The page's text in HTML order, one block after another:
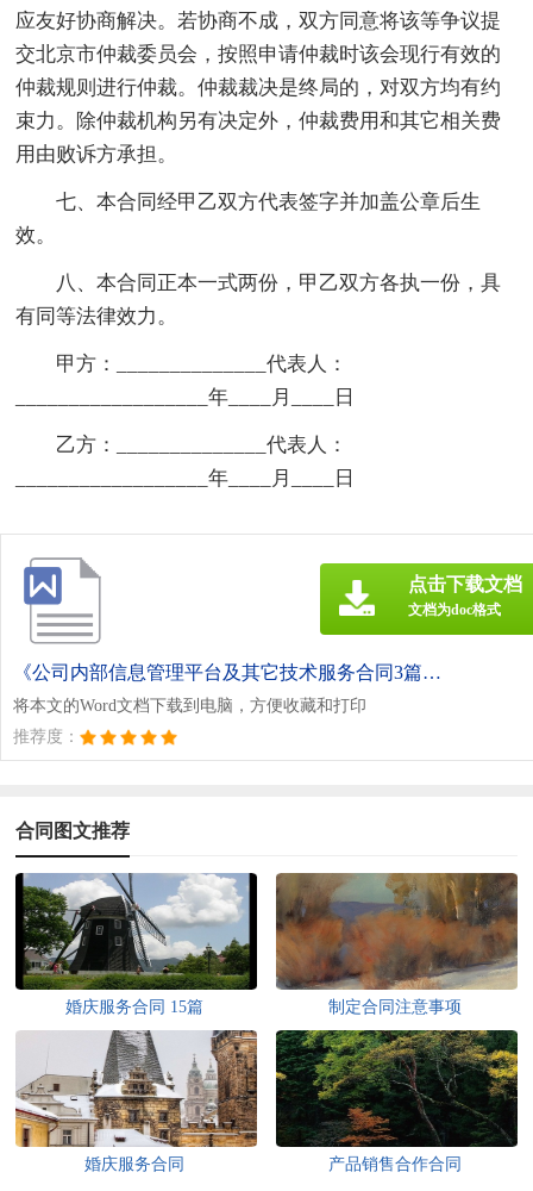
应友好协商解决。若协商不成，双方同意将该等争议提
交北京市仲裁委员会，按照申请仲裁时该会现行有效的
仲裁规则进行仲裁。仲裁裁决是终局的，对双方均有约
束力。除仲裁机构另有决定外，仲裁费用和其它相关费
用由败诉方承担。
七、本合同经甲乙双方代表签字并加盖公章后生
效。
八、本合同正本一式两份，甲乙双方各执一份，具
有同等法律效力。
甲方：______________代表人：
__________________年____月____日
乙方：______________代表人：
__________________年____月____日
《公司内部信息管理平台及其它技术服务合同3篇.doc》
将本文的Word文档下载到电脑，方便收藏和打印
推荐度：
点击下载文档
文档为doc格式
合同图文推荐
婚庆服务合同 15篇 制定合同注意事项
婚庆服务合同 产品销售合作合同